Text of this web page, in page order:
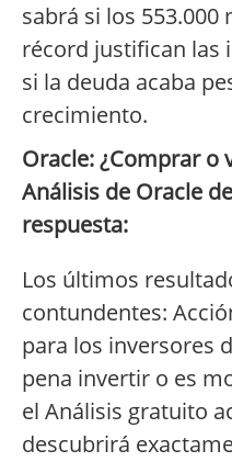
sabrá si los
récord justifican las
si la deuda acaba
crecimiento.
Oracle: ¿Comprar o
Análisis de Oracle
respuesta:
Los últimos
contundentes:
para los inversores
pena invertir o es
el Análisis gratuito
descubrirá